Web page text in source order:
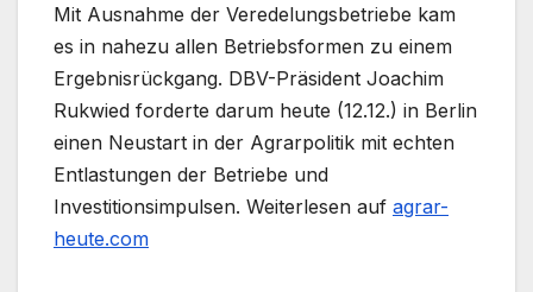
Mit Ausnahme der Veredelungsbetriebe kam
es in nahezu allen Betriebsformen zu einem
Ergebnisrückgang. DBV-Präsident Joachim
Rukwied forderte darum heute (12.12.) in Berlin
einen Neustart in der Agrarpolitik mit echten
Entlastungen der Betriebe und
Investitionsimpulsen. Weiterlesen auf agrar-
heute.com